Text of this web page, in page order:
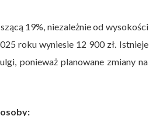
19%, niezależnie od wysokości
roku wyniesie 12 900 zł. Istnieje
ponieważ planowane zmiany na